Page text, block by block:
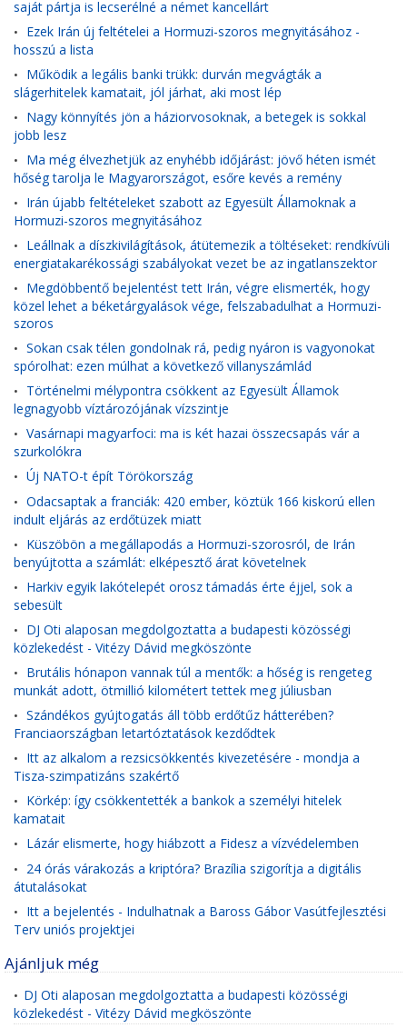
saját pártja is lecserélné a német kancellárt
• Ezek Irán új feltételei a Hormuzi-szoros megnyitásához -
hosszú a lista
• Működik a legális banki trükk: durván megvágták a
slágerhitelek kamatait, jól járhat, aki most lép
• Nagy könnyítés jön a háziorvosoknak, a betegek is sokkal
jobb lesz
• Ma még élvezhetjük az enyhébb időjárást: jövő héten ismét
hőség tarolja le Magyarországot, esőre kevés a remény
• Irán újabb feltételeket szabott az Egyesült Államoknak a
Hormuzi-szoros megnyitásához
• Leállnak a díszkivilágítások, átütemezik a töltéseket: rendkívüli
energiatakarékossági szabályokat vezet be az ingatlanszektor
• Megdöbbentő bejelentést tett Irán, végre elismerték, hogy
közel lehet a béketárgyalások vége, felszabadulhat a Hormuzi-
szoros
• Sokan csak télen gondolnak rá, pedig nyáron is vagyonokat
spórolhat: ezen múlhat a következő villanyszámlád
• Történelmi mélypontra csökkent az Egyesült Államok
legnagyobb víztározójának vízszintje
• Vasárnapi magyarfoci: ma is két hazai összecsapás vár a
szurkolókra
• Új NATO-t épít Törökország
• Odacsaptak a franciák: 420 ember, köztük 166 kiskorú ellen
indult eljárás az erdőtüzek miatt
• Küszöbön a megállapodás a Hormuzi-szorosról, de Irán
benyújtotta a számlát: elképesztő árat követelnek
• Harkiv egyik lakótelepét orosz támadás érte éjjel, sok a
sebesült
• DJ Oti alaposan megdolgoztatta a budapesti közösségi
közlekedést - Vitézy Dávid megköszönte
• Brutális hónapon vannak túl a mentők: a hőség is rengeteg
munkát adott, ötmillió kilométert tettek meg júliusban
• Szándékos gyújtogatás áll több erdőtűz hátterében?
Franciaországban letartóztatások kezdődtek
• Itt az alkalom a rezsicsökkentés kivezetésére - mondja a
Tisza-szimpatizáns szakértő
• Körkép: így csökkentették a bankok a személyi hitelek
kamatait
• Lázár elismerte, hogy hiábzott a Fidesz a vízvédelemben
• 24 órás várakozás a kriptóra? Brazília szigorítja a digitális
átutalásokat
• Itt a bejelentés - Indulhatnak a Baross Gábor Vasútfejlesztési
Terv uniós projektjei
Ajánljuk még
• DJ Oti alaposan megdolgoztatta a budapesti közösségi
közlekedést - Vitézy Dávid megköszönte